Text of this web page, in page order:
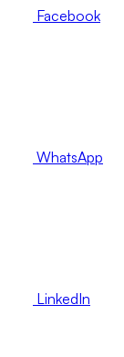
Facebook
WhatsApp
LinkedIn